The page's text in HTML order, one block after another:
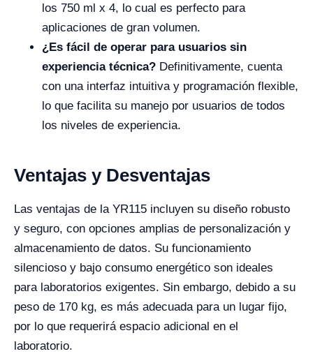
los 750 ml x 4, lo cual es perfecto para
aplicaciones de gran volumen.
¿Es fácil de operar para usuarios sin
experiencia técnica? Definitivamente, cuenta
con una interfaz intuitiva y programación flexible,
lo que facilita su manejo por usuarios de todos
los niveles de experiencia.
Ventajas y Desventajas
Las ventajas de la YR115 incluyen su diseño robusto
y seguro, con opciones amplias de personalización y
almacenamiento de datos. Su funcionamiento
silencioso y bajo consumo energético son ideales
para laboratorios exigentes. Sin embargo, debido a su
peso de 170 kg, es más adecuada para un lugar fijo,
por lo que requerirá espacio adicional en el
laboratorio.